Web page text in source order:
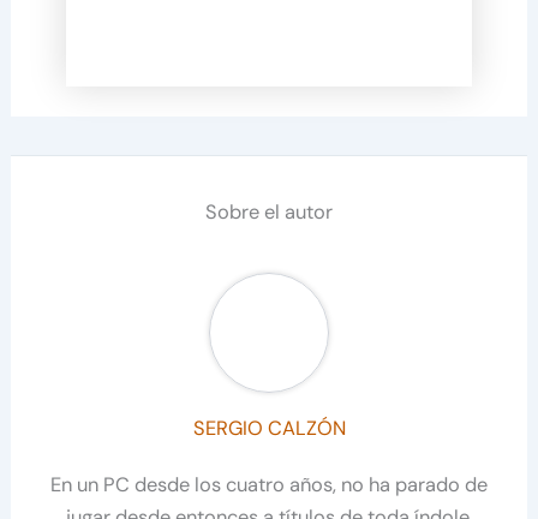
Sobre el autor
SERGIO CALZÓN
En un PC desde los cuatro años, no ha parado de